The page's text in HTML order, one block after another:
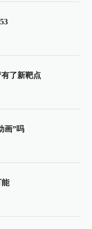
了新靶点
画”吗
能